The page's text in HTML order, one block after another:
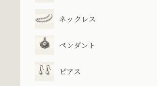
ネックレス
ペンダント
ピアス